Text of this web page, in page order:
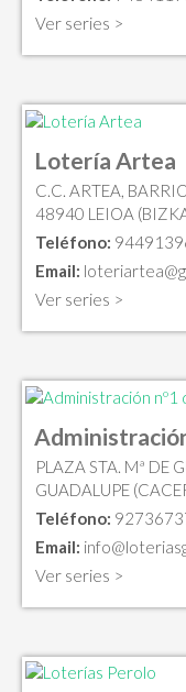
Ver series >
Lotería Artea
C.C. ARTEA,
48940 LEIOA
Teléfono:
Email:
Ver series >
PLAZA STA. Mª DE
GUADALUPE
Teléfono:
Email:
Ver series >